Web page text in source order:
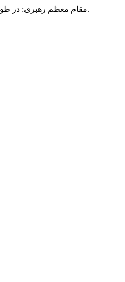
مقام معظم رهبری: در طول تاریخ، رنگ های گوناگون بر سیاست این کشور پهناور سایه افکند؛ اما رنگ ثابت مردم گیلان، رنگ ایمان بود.